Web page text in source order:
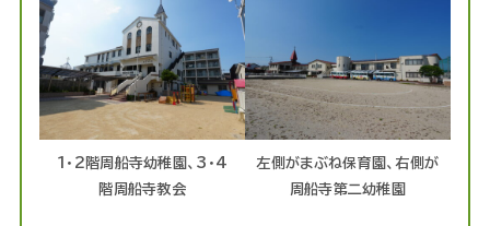
1・2階周船寺幼稚園、3・4
階周船寺教会
左側がまぶね保育園、右側が
周船寺第二幼稚園